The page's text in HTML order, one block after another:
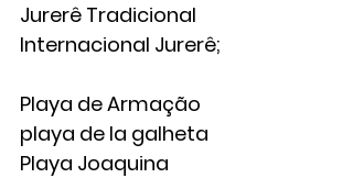
Jurerê Tradicional
Internacional Jurerê;
Playa de Armação
playa de la galheta
Playa Joaquina